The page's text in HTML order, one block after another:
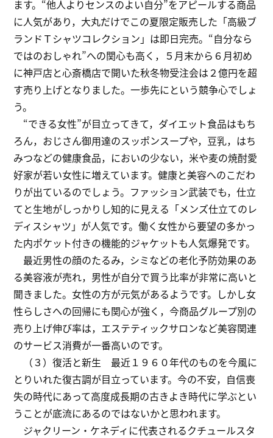
ます。“他人よりセンスのよい自分”をアピールする商品
に人気があり，大丸だけでこの夏限定販売した「高級ブ
ランドＴシャツコレクション」は即日完売。“自分なら
ではのおしゃれ”への関心も高く，５月末から６月初め
に神戸店と心斎橋店で開いた秋冬物受注会は２億円を超
す売り上げとなりました。一歩先にという競争心でしょ
う。
“できる女性”が目立ってきて，ダイエット食品はもち
ろん，おじさん御用達のスッポンスープや，豆乳，はち
みつなどの健康食品，においの少ない，米や麦の焼酎愛
好家が若い女性に増えています。健康と美容へのこだわ
りが出ているのでしょう。ファッション武装でも，仕立
てと生地がしっかりし知的に見える「メンズ仕立てのレ
ディスシャツ」が人気です。働く女性から要望の多かっ
た内ポケット付きの機能的ジャケットも人気爆発です。
最近男性の顔のたるみ，シミなどの老化予防効果のあ
る美容液が売れ，男性が自分で買う比率が非常に高いと
聞きました。女性の方が元気があるようです。しかし女
性らしさへの回帰にも関心が強く，今商品グループ別の
売り上げ伸び率は，エステティックサロンなど美容関連
のサービス消費が一番高いのです。
（３）復活と新生 最近１９６０年代のものを今風に
とりいれた復古調が目立っています。今の不安，自信喪
失の時代にあって高度成長期の古きよき時代に学ぶとい
うことが底流にあるのではないかと思われます。
ジャクリーン・ケネディに代表されるクチュールスタ